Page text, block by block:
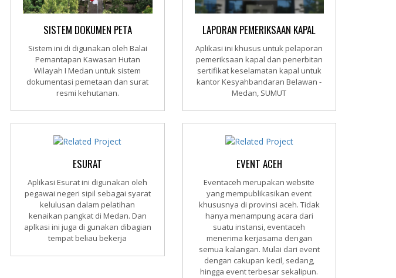
SISTEM DOKUMEN PETA
Sistem ini di digunakan oleh Balai
Pemantapan Kawasan Hutan
Wilayah I Medan untuk sistem
dokumentasi pemetaan dan surat
resmi kehutanan.
LAPORAN PEMERIKSAAN KAPAL
Aplikasi ini khusus untuk pelaporan
pemeriksaan kapal dan penerbitan
sertifikat keselamatan kapal untuk
kantor Kesyahbandaran Belawan -
Medan, SUMUT
ESURAT
Aplikasi Esurat ini digunakan oleh
pegawai negeri sipil sebagai syarat
kelulusan dalam pelatihan
kenaikan pangkat di Medan. Dan
aplkasi ini juga di gunakan dibagian
tempat beliau bekerja
EVENT ACEH
Eventaceh merupakan website
yang mempublikasikan event
khususnya di provinsi aceh. Tidak
hanya menampung acara dari
suatu instansi, eventaceh
menerima kerjasama dengan
semua kalangan. Mulai dari event
dengan cakupan kecil, sedang,
hingga event terbesar sekalipun.